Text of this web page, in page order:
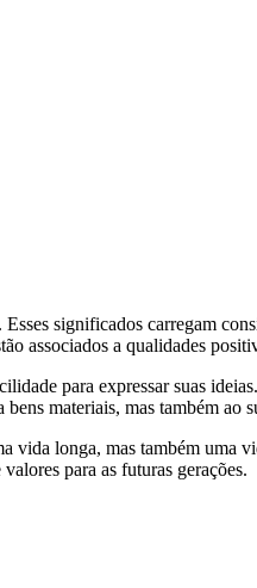
significados carregam
associados a qualidades
para expressar suas
materiais, mas também
vida longa, mas também uma
para as futuras gerações.